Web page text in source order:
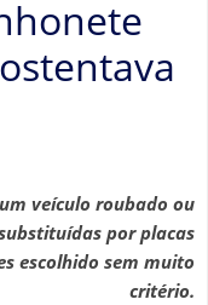
veículo roubado ou
por placas
escolhido sem muito
critério.